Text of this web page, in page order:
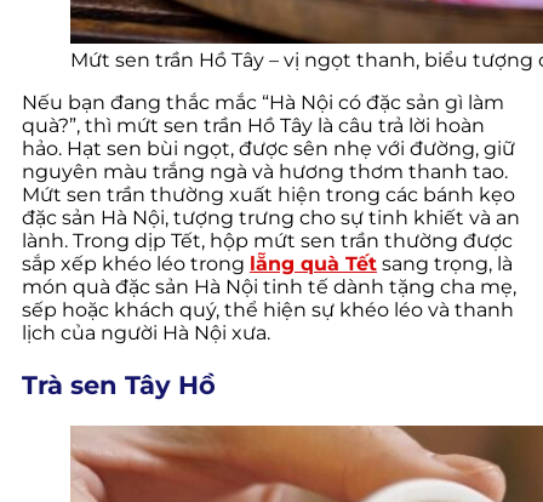
Mứt sen trần Hồ Tây – vị ngọt thanh, biểu
Nếu bạn đang thắc mắc “Hà Nội có đặc sản gì làm
quà?”, thì mứt sen trần Hồ Tây là câu trả lời hoàn
hảo. Hạt sen bùi ngọt, được sên nhẹ với đường, giữ
nguyên màu trắng ngà và hương thơm thanh tao.
Mứt sen trần thường xuất hiện trong các bánh kẹo
đặc sản Hà Nội, tượng trưng cho sự tinh khiết và an
lành. Trong dịp Tết, hộp mứt sen trần thường được
sắp xếp khéo léo trong lẵng quà Tết sang trọng, là
món quà đặc sản Hà Nội tinh tế dành tặng cha mẹ,
sếp hoặc khách quý, thể hiện sự khéo léo và thanh
lịch của người Hà Nội xưa.
Trà sen Tây Hồ